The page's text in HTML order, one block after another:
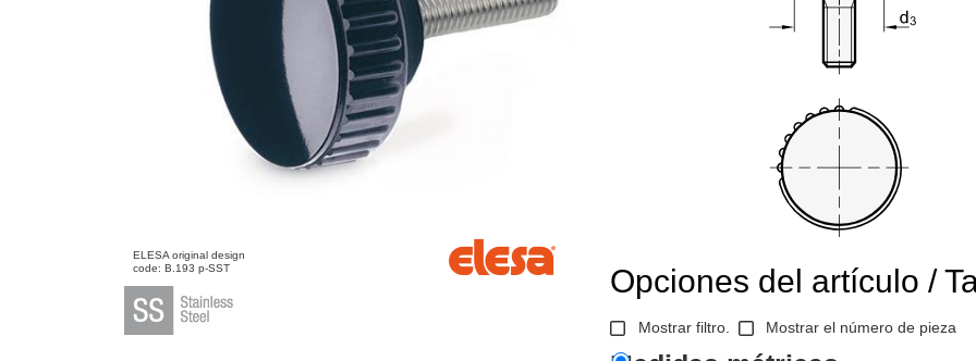
ELESA original design
code: B.193 p-SST
Opciones del artículo /
Mostrar filtro. Mostrar el número de pieza